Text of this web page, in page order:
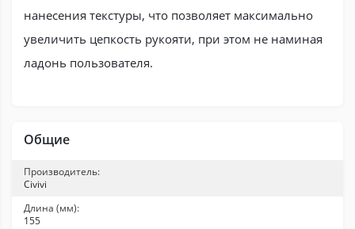
нанесения текстуры, что позволяет максимально
увеличить цепкость рукояти, при этом не наминая
ладонь пользователя.
Общие
Производитель:
Civivi
Длина (мм):
155